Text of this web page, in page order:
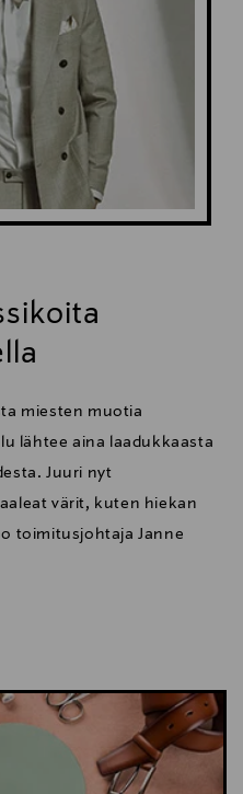
miesten muotia
lähtee aina laadukkaasta
Juuri nyt
värit, kuten hiekan
toimitusjohtaja Janne